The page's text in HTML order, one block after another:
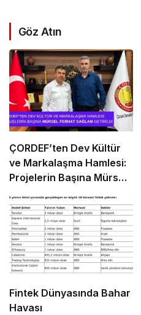
Göz Atın
ÇORDEF’ten Dev Kültür
ve Markalaşma Hamlesi:
Projelerin Başına Mürsel
Fintek Dünyasında Bahar
Havası